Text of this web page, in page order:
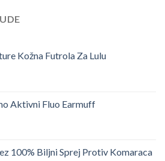
KM.
Kožna Futrola Za Lulu
Aktivni Fluo Earmuff
100% Biljni Sprej Protiv Komaraca